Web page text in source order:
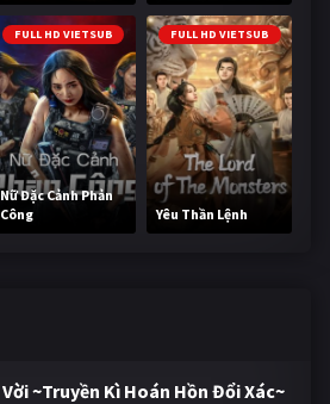
FULL HD VIETSUB
Nữ Đặc Cảnh Phản
Công
FULL HD VIETSUB
Yêu Thần Lệnh
~Truyền Kì Hoán Hồn Đổi Xác~